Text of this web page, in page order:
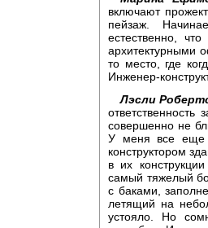
включают
пейзаж.
естественно,
архитектурными
то место, где
Инженер-
Лэсли
совершенно не
У меня все еще
конструктором
в их
самый тяжелый
с баками,
летящий на
устояло. Но